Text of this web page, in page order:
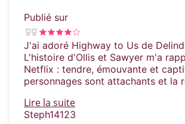
Publié sur
J'ai adoré Highway to Us de
L'histoire d'Ollis et Sawyer m'a
Netflix : tendre, émouvante et
personnages sont attachants et la
Lire la suite
Steph14123